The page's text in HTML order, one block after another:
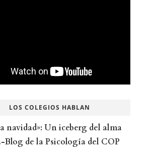
LOS COLEGIOS HABLAN
navidad»: Un iceberg del alma
Blog de la Psicología del COP